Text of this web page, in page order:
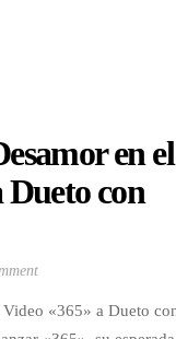
en el
con
«365» a Dueto